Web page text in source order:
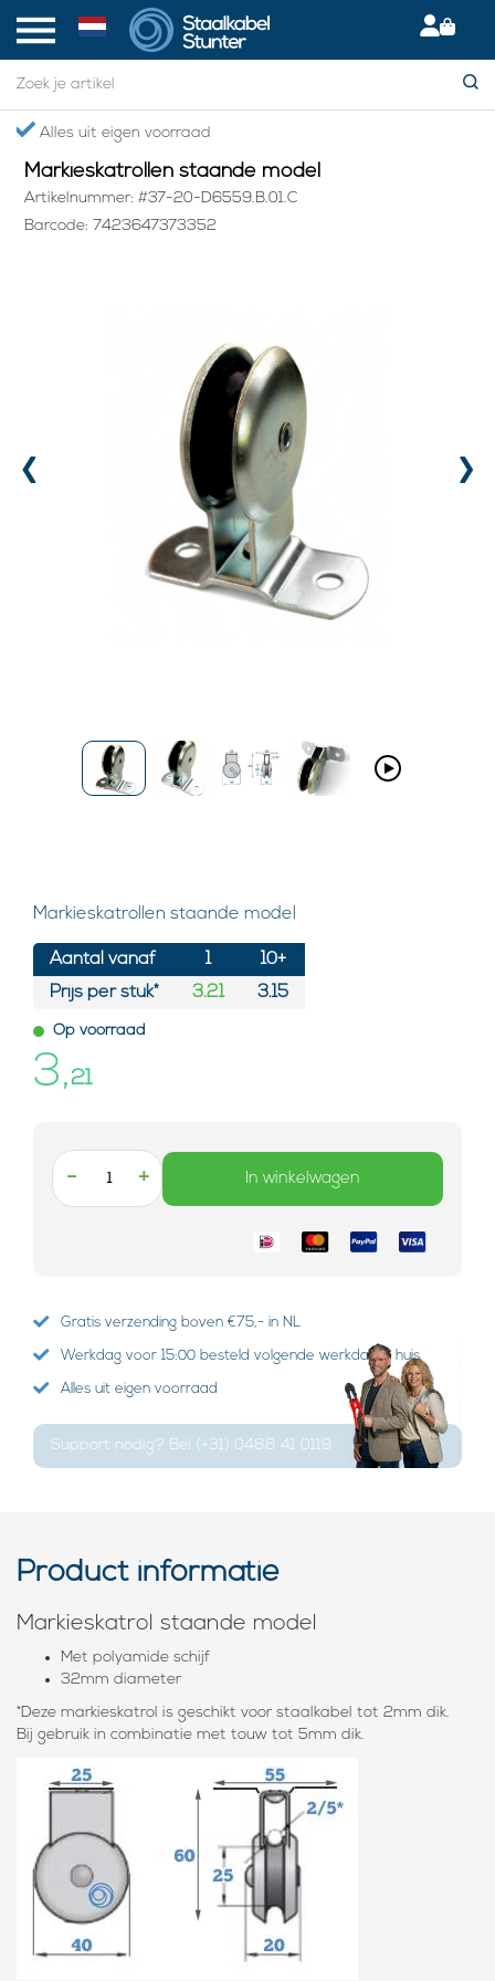
uit eigen voorraad
Home > Markieskatrollen staande model
Markieskatrollen staande model
Artikelnummer: #37-20-D6559.B.01.C
Barcode: 7423647373352
‹ ›
Markieskatrollen staande model
Aantal vanaf
Prijs per stuk*
1
3.21
10+
3.15
Op voorraad
3,21
- + In winkelwagen
Gratis verzending boven €75,- in NL
Werkdag voor 15:00 besteld volgende werkdag in huis
Alles uit eigen voorraad
Support nodig? Bel (+31) 0488 41 0119
Product informatie
Markieskatrol staande model
Met polyamide schijf
32mm diameter
*Deze markieskatrol is geschikt voor staalkabel tot 2mm dik.
Bij gebruik in combinatie met touw tot 5mm dik.